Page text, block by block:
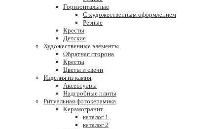
Горизонтальные
С художественным оформлением
Резные
Кресты
Детские
Художественные элементы
Обратная сторона
Кресты
Цветы и свечи
Изделия из камня
Аксессуары
Надгробные плиты
Ритуальная фотокерамика
Керамогранит
каталог 1
каталог 2